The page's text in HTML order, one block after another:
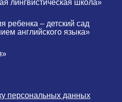
ребенка – детский сад
английского языка»
лингвистическая школа»
персональных данных